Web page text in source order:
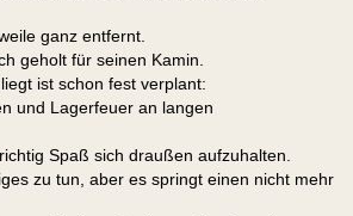
ganz entfernt.
geholt für seinen Kamin.
ist schon fest verplant:
und Lagerfeuer an langen
Spaß sich draußen aufzuhalten.
zu tun, aber es springt einen nicht mehr